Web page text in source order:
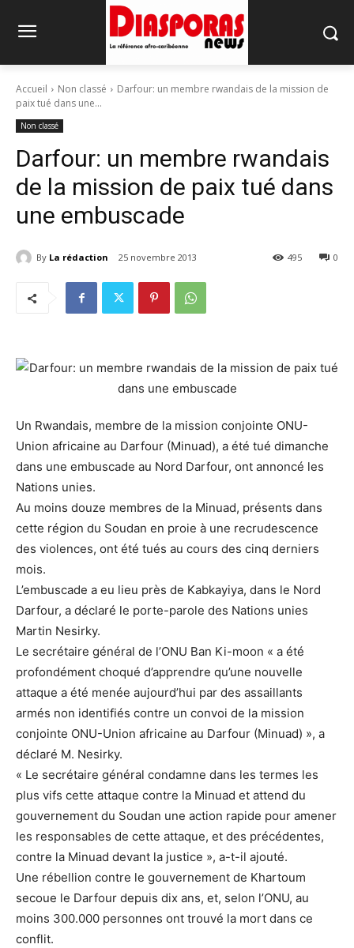
Accueil Non classé
Darfour: un membre rwandais de la mission de
paix tué dans une...
Non classé
Darfour: un membre rwandais
de la mission de paix tué dans
une embuscade
By La rédaction 25 novembre 2013 0
495
Un Rwandais, membre de la mission conjointe ONU-
Union africaine au Darfour (Minuad), a été tué dimanche
dans une embuscade au Nord Darfour, ont annoncé les
Nations unies.
Au moins douze membres de la Minuad, présents dans
cette région du Soudan en proie à une recrudescence
des violences, ont été tués au cours des cinq derniers
mois.
L’embuscade a eu lieu près de Kabkayiya, dans le Nord
Darfour, a déclaré le porte-parole des Nations unies
Martin Nesirky.
Le secrétaire général de l’ONU Ban Ki-moon « a été
profondément choqué d’apprendre qu’une nouvelle
attaque a été menée aujourd’hui par des assaillants
armés non identifiés contre un convoi de la mission
conjointe ONU-Union africaine au Darfour (Minuad) », a
déclaré M. Nesirky.
« Le secrétaire général condamne dans les termes les
plus vifs cette attaque contre la Minuad et attend du
gouvernement du Soudan une action rapide pour amener
les responsables de cette attaque, et des précédentes,
contre la Minuad devant la justice », a-t-il ajouté.
Une rébellion contre le gouvernement de Khartoum
secoue le Darfour depuis dix ans, et, selon l’ONU, au
moins 300.000 personnes ont trouvé la mort dans ce
conflit.